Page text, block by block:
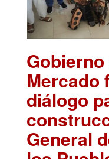
Mercado
diálogo
General